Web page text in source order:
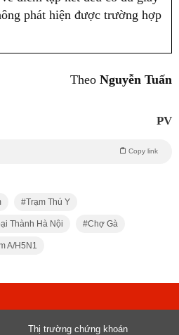
phát hiện được trường hợp
Theo Nguyễn Tuấn
PV
Copy link
Trạm Thú Y
Thành Hà Nội Chợ Gà
A/H5N1
Thị trường chứng khoán